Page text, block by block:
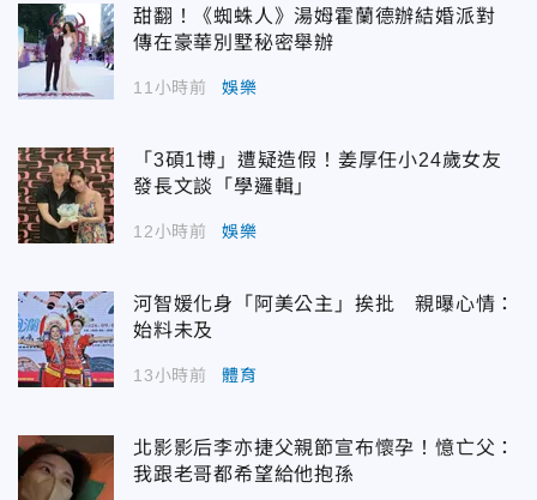
甜翻！《蜘蛛人》湯姆霍蘭德辦結婚派對
傳在豪華別墅秘密舉辦
11小時前 娛樂
「3碩1博」遭疑造假！姜厚任小24歲女友
發長文談「學邏輯」
12小時前 娛樂
河智媛化身「阿美公主」挨批 親曝心情：
始料未及
13小時前 體育
北影影后李亦捷父親節宣布懷孕！憶亡父：
我跟老哥都希望給他抱孫